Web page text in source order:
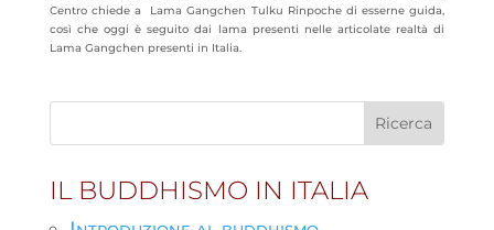
Centro chiede a Lama Gangchen Tulku Rinpoche di esserne guida,
così che oggi è seguito dai lama presenti nelle articolate realtà di
Lama Gangchen presenti in Italia.
IL BUDDHISMO IN ITALIA